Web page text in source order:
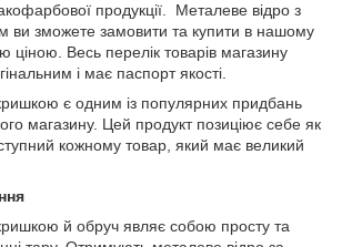
продукції. Металеве відро з
ви зможете замовити та купити в нашому
ціною. Весь перелік товарів магазину
і має паспорт якості.
є одним із популярних придбань
магазину. Цей продукт позиціює себе як
кожному товар, який має великий
й обруч являє собою просту та